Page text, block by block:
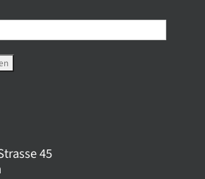
45